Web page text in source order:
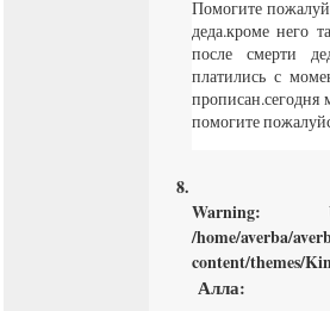
Помогите
деда.кроме него
после смерти
платились с
прописан.сегодня
помогите
Warning:
/home/averba/
content/themes/
Алла: